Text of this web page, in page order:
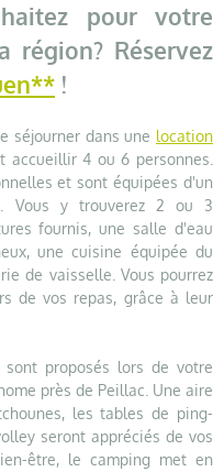
pour votre
région? Réservez
!
séjourner dans une location
accueillir 4 ou 6 personnes.
et sont équipées d'un
Vous y trouverez 2 ou 3
fournis, une salle d'eau
une cuisine équipée du
de vaisselle. Vous pourrez
de vos repas, grâce à leur
sont proposés lors de votre
près de Peillac. Une aire
les tables de ping-
seront appréciés de vos
être, le camping met en